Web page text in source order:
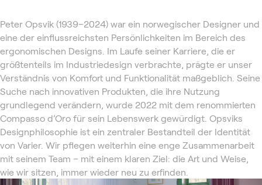
Peter Opsvik (1939–2024) war ein norwegischer Designer und
eine der einflussreichsten Persönlichkeiten im Bereich des
ergonomischen Designs. Im Laufe seiner Karriere, die er
größtenteils im Industriedesign verbrachte, prägte er unser
Verständnis von Komfort und Funktionalität maßgeblich. Seine
Suche nach innovativen Produkten, die ihre Nutzung
grundlegend verändern, wurde 2022 mit dem renommierten
Compasso d’Oro für sein Lebenswerk gewürdigt. Opsviks
Designphilosophie ist ein zentraler Bestandteil der Identität
von Varier. Wir pflegen weiterhin eine enge Zusammenarbeit
mit seinem Team – mit einem klaren Ziel: die Art und Weise,
wie wir sitzen, immer wieder neu zu erfinden.